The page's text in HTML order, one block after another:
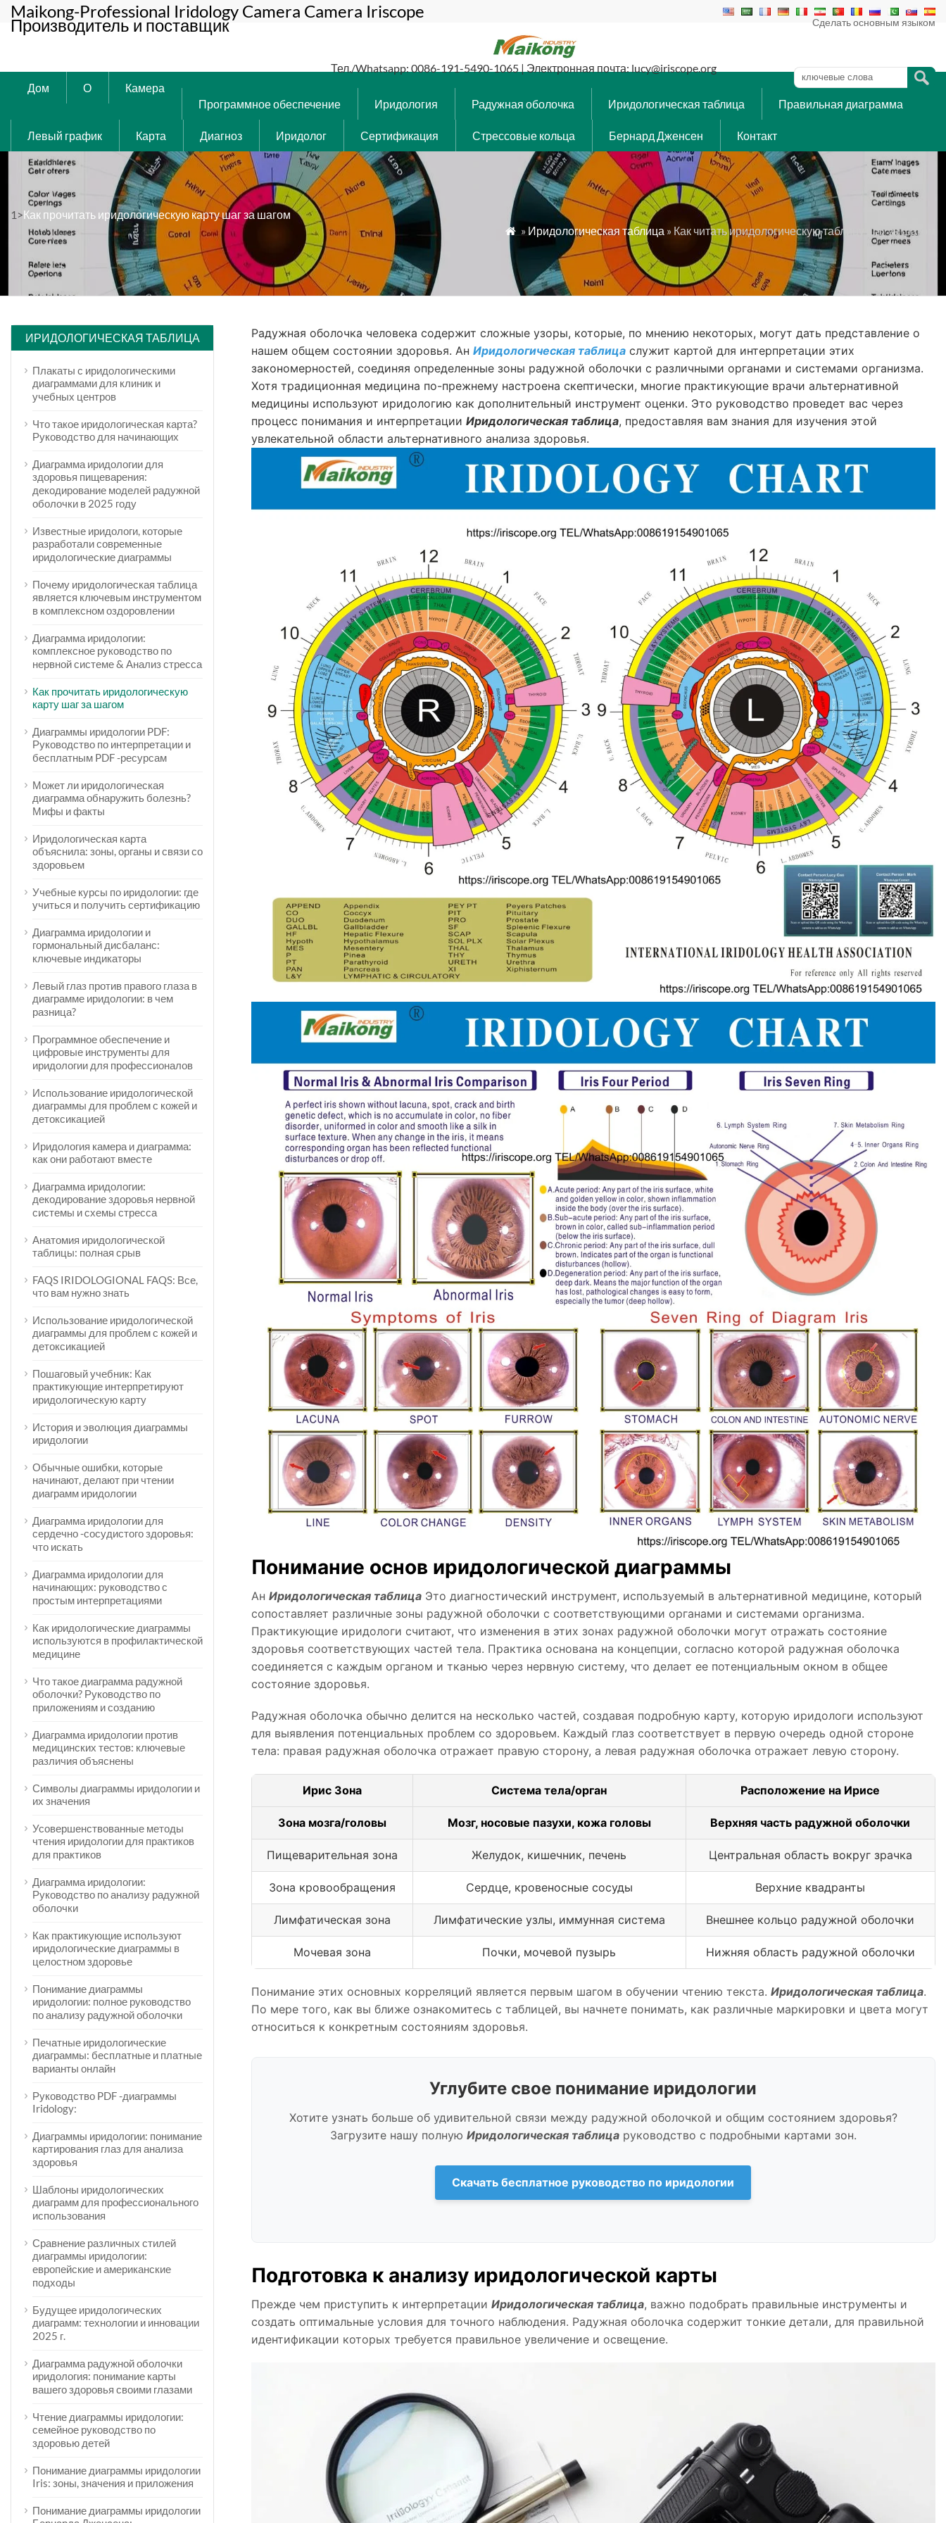
Maikong-Professional Iridology Camera Camera Iriscope
Производитель и поставщик Сделать основным языком
Тел./Whatsapp: 0086-191-5490-1065 | Электронная почта: lucy@iriscope.org
Дом
О
Камера
Программное обеспечение
Иридология Радужная оболочка Иридологическая таблица Правильная диаграмма
Левый график Карта Диагноз Иридолог Сертификация Стрессовые кольца Бернард Дженсен Контакт
1>Как прочитать иридологическую карту шаг за шагом
 » Иридологическая таблица » Как читать иридологическую таблицу шаг за шагом
Радужная оболочка человека содержит сложные узоры, которые, по мнению некоторых, могут дать представление о
нашем общем состоянии здоровья. Ан Иридологическая таблицаслужит картой для интерпретации этих
закономерностей, соединяя определенные зоны радужной оболочки с различными органами и системами организма.
Хотя традиционная медицина по-прежнему настроена скептически, многие практикующие врачи альтернативной
медицины используют иридологию как дополнительный инструмент оценки. Это руководство проведет вас через
процесс понимания и интерпретации Иридологическая таблица, предоставляя вам знания для изучения этой
увлекательной области альтернативного анализа здоровья.
Понимание основ иридологической диаграммы
Ан Иридологическая таблицаЭто диагностический инструмент, используемый в альтернативной медицине, который
сопоставляет различные зоны радужной оболочки с соответствующими органами и системами организма.
Практикующие иридологи считают, что изменения в этих зонах радужной оболочки могут отражать состояние
здоровья соответствующих частей тела. Практика основана на концепции, согласно которой радужная оболочка
соединяется с каждым органом и тканью через нервную систему, что делает ее потенциальным окном в общее
состояние здоровья.
Радужная оболочка обычно делится на несколько частей, создавая подробную карту, которую иридологи используют
для выявления потенциальных проблем со здоровьем. Каждый глаз соответствует в первую очередь одной стороне
тела: правая радужная оболочка отражает правую сторону, а левая радужная оболочка отражает левую сторону.
Ирис Зона Система тела/орган Расположение на Ирисе
Зона мозга/головы Мозг, носовые пазухи, кожа головы Верхняя часть радужной оболочки
Пищеварительная зона Желудок, кишечник, печень Центральная область вокруг зрачка
Зона кровообращения Сердце, кровеносные сосуды Верхние квадранты
Лимфатическая зона Лимфатические узлы, иммунная система Внешнее кольцо радужной оболочки
Мочевая зона Почки, мочевой пузырь Нижняя область радужной оболочки
Понимание этих основных корреляций является первым шагом в обучении чтению текста. Иридологическая таблица.
По мере того, как вы ближе ознакомитесь с таблицей, вы начнете понимать, как различные маркировки и цвета могут
относиться к конкретным состояниям здоровья.
Углубите свое понимание иридологии
Хотите узнать больше об удивительной связи между радужной оболочкой и общим состоянием здоровья?
Загрузите нашу полную Иридологическая таблицаруководство с подробными картами зон.
Скачать бесплатное руководство по иридологии
Подготовка к анализу иридологической карты
Прежде чем приступить к интерпретации Иридологическая таблица, важно подобрать правильные инструменты и
создать оптимальные условия для точного наблюдения. Радужная оболочка содержит тонкие детали, для правильной
идентификации которых требуется правильное увеличение и освещение.
ИРИДОЛОГИЧЕСКАЯ ТАБЛИЦА
Плакаты с иридологическими
диаграммами для клиник и
учебных центров
Что такое иридологическая карта?
Руководство для начинающих
Диаграмма иридологии для
здоровья пищеварения:
декодирование моделей радужной
оболочки в 2025 году
Известные иридологи, которые
разработали современные
иридологические диаграммы
Почему иридологическая таблица
является ключевым инструментом
в комплексном оздоровлении
Диаграмма иридологии:
комплексное руководство по
нервной системе & Анализ стресса
Как прочитать иридологическую
карту шаг за шагом
Диаграммы иридологии PDF:
Руководство по интерпретации и
бесплатным PDF -ресурсам
Может ли иридологическая
диаграмма обнаружить болезнь?
Мифы и факты
Иридологическая карта
объяснила: зоны, органы и связи со
здоровьем
Учебные курсы по иридологии: где
учиться и получить сертификацию
Диаграмма иридологии и
гормональный дисбаланс:
ключевые индикаторы
Левый глаз против правого глаза в
диаграмме иридологии: в чем
разница?
Программное обеспечение и
цифровые инструменты для
иридологии для профессионалов
Использование иридологической
диаграммы для проблем с кожей и
детоксикацией
Иридология камера и диаграмма:
как они работают вместе
Диаграмма иридологии:
декодирование здоровья нервной
системы и схемы стресса
Анатомия иридологической
таблицы: полная срыв
FAQS IRIDOLOGIONAL FAQS: Все,
что вам нужно знать
Использование иридологической
диаграммы для проблем с кожей и
детоксикацией
Пошаговый учебник: Как
практикующие интерпретируют
иридологическую карту
История и эволюция диаграммы
иридологии
Обычные ошибки, которые
начинают, делают при чтении
диаграмм иридологии
Диаграмма иридологии для
сердечно -сосудистого здоровья:
что искать
Диаграмма иридологии для
начинающих: руководство с
простым интерпретациями
Как иридологические диаграммы
используются в профилактической
медицине
Что такое диаграмма радужной
оболочки? Руководство по
приложениям и созданию
Диаграмма иридологии против
медицинских тестов: ключевые
различия объяснены
Символы диаграммы иридологии и
их значения
Усовершенствованные методы
чтения иридологии для практиков
для практиков
Диаграмма иридологии:
Руководство по анализу радужной
оболочки
Как практикующие используют
иридологические диаграммы в
целостном здоровье
Понимание диаграммы
иридологии: полное руководство
по анализу радужной оболочки
Печатные иридологические
диаграммы: бесплатные и платные
варианты онлайн
Руководство PDF -диаграммы
Iridology:
Диаграммы иридологии: понимание
картирования глаз для анализа
здоровья
Шаблоны иридологических
диаграмм для профессионального
использования
Сравнение различных стилей
диаграммы иридологии:
европейские и американские
подходы
Будущее иридологических
диаграмм: технологии и инновации
2025 г.
Диаграмма радужной оболочки
иридология: понимание карты
вашего здоровья своими глазами
Чтение диаграммы иридологии:
семейное руководство по
здоровью детей
Понимание диаграммы иридологии
Iris: зоны, значения и приложения
Понимание диаграммы иридологии